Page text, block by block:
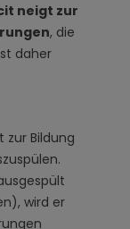
neigt zur
, die
daher
zur Bildung
wird er